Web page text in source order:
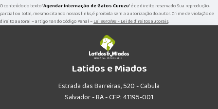
O conteúdo do texto "Agendar Internação de Gatos Curuzu" é de direito reservado. Sua reprodução,
parcial ou total, mesmo citando nossos links, é proibida sem a autorização do autor. Crime de violação de
direito autoral – artigo 184 do Código Penal –Lei 9610/98 - Lei de direitos autorais.
Latidos e Miados
Estrada das Barreiras, 520 - Cabula
Salvador - BA - CEP: 41195-001